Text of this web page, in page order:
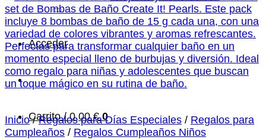
Acceder
Carrito /0,00€ 0
Inicio / Regalos para Días Especiales / Regalos para
Cumpleaños / Regalos Cumpleaños Niños